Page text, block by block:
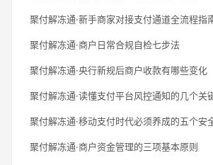
聚付解冻通·新手商家对接支付通道全流程指
聚付解冻通·商户日常合规自检七步法
聚付解冻通·央行新规后商户收款有哪些变化
聚付解冻通·读懂支付平台风控通知的几个关
聚付解冻通·移动支付时代必须养成的五个安
聚付解冻通·商户资金管理的三项基本原则